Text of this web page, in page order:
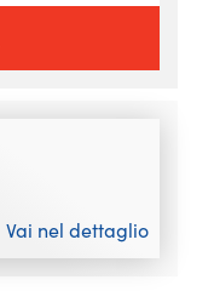
Vai nel dettaglio